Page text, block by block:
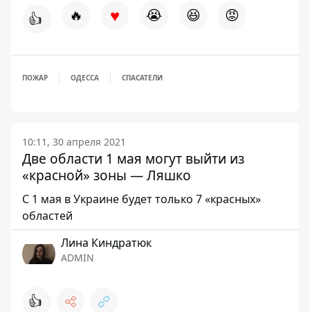
👍 🔥 ♥ 😭 😆 😡
ПОЖАР ОДЕССА СПАСАТЕЛИ
10:11, 30 апреля 2021
Две области 1 мая могут выйти из
«красной» зоны — Ляшко
С 1 мая в Украине будет только 7 «красных»
областей
Лина Киндратюк
ADMIN
👍